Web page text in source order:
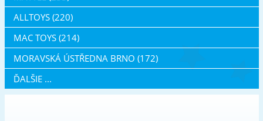
ALLTOYS (220)
MAC TOYS (214)
MORAVSKÁ ÚSTŘEDNA BRNO (172)
ĎALŠIE ...